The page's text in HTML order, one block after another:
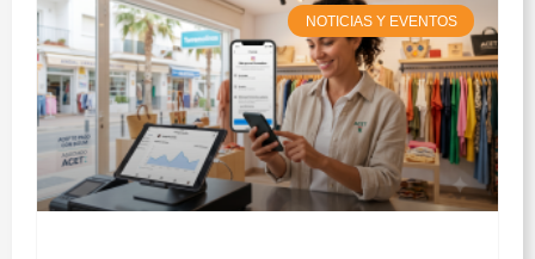
NOTICIAS Y EVENTOS